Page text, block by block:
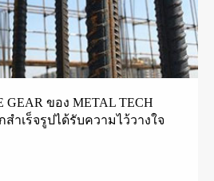
ของ METAL TECH
ำเร็จรูปได้รับความไว้วางใจ